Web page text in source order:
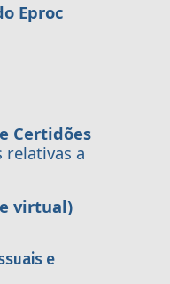
Eproc
Certidões
relativas a
virtual)
e